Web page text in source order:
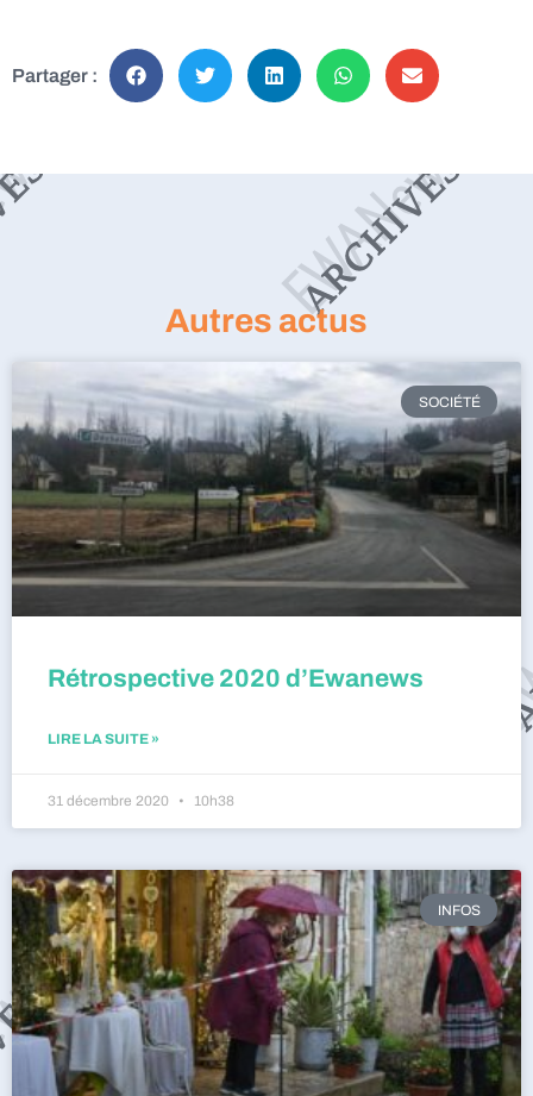
Partager :
Autres actus
SOCIÉTÉ
Rétrospective 2020 d’Ewanews
LIRE LA SUITE »
31 décembre 2020 10h38
INFOS